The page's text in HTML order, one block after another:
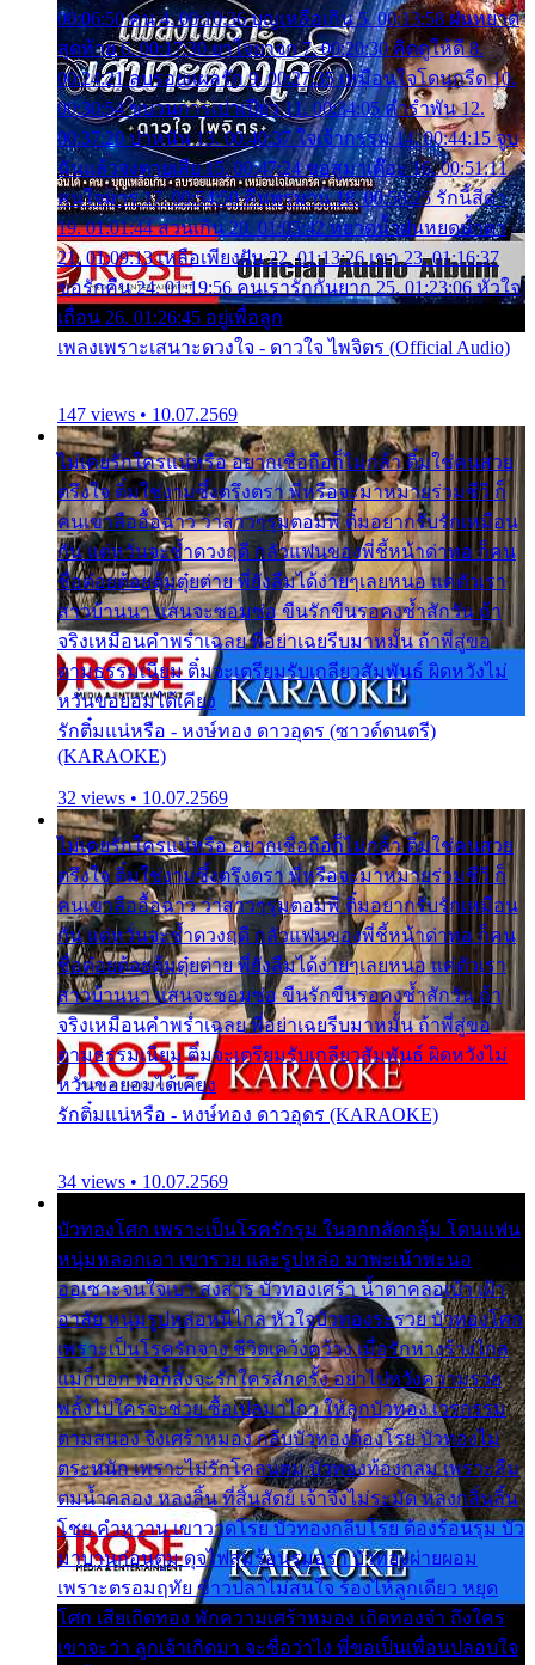
00:06:50 คน 4. 00:10:36 บุญเหลือเกิน 5. 00:13:58 ฝนหยาด
สุดท้าย 6. 00:17:30 ยาใจยาจก 7. 00:20:30 คิดดูให้ดี 8.
00:24:21 ลบรอยแผลรัก 9. 00:27:35 เหมือนใจโดนกรีด 10.
00:30:54 ขบวนการเปาเปียว 11. 00:34:05 คำรำพัน 12.
00:37:20 ปาหนัน 13. 00:40:37 ใจเจ้ากรรม 14. 00:44:15 จูบ
ฉันแล้วจงตายเสีย 15. 00:47:24 ขอสูมาเต๊อะ 16. 00:51:11
คนใจมาร 17. 00:54:50 คืนทรมาน 18. 00:58:25 รักนี้สีดำ
19. 01:01:44 ส่วนเกิน 20. 01:05:42 หยาดน้ำฝนหยดน้ำตา
21. 01:09:13 เหลือเพียงฝัน 22. 01:13:26 เขา 23. 01:16:37
ขอรักคืน 24. 01:19:56 คนเรารักกันยาก 25. 01:23:06 หัวใจ
เถื่อน 26. 01:26:45 อยู่เพื่อลูก
เพลงเพราะเสนาะดวงใจ - ดาวใจ ไพจิตร (Official Audio)
147 views • 10.07.2569
ไม่เคยรักใครแน่หรือ อยากเชื่อถือก็ไม่กล้า ติ๋มใช่คนสวย
ตรึงใจ ติ๋มใช่งามซึ้งตรึงตรา พี่หรือจะมาหมายร่วมชีวี ก็
คนเขาลืออื้อฉาว ว่าสาวๆรุมตอมพี่ ติ๋มอยากรับรักเหมือน
กัน แต่หวั่นจะช้ำดวงฤดี กลัวแฟนของพี่ชี้หน้าด่าทอ ก็คน
ชื่อต๋อยต้อยตุ้มตุ๋ยต่าย พี่ยังลืมได้ง่ายๆเลยหนอ แค่ตัวเรา
สาวบ้านนา แสนจะซอมซ่อ ขืนรักขืนรอคงช้ำสักวัน ถ้า
จริงเหมือนคำพร่ำเฉลย พี่อย่าเฉยรีบมาหมั้น ถ้าพี่สู่ขอ
ตามธรรมเนียม ติ๋มจะเตรียมรับเกลียวสัมพันธ์ ผิดหวังไม่
หวั่นขอยอมได้เคียง
รักติ๋มแน่หรือ - หงษ์ทอง ดาวอุดร (ซาวด์ดนตรี)
(KARAOKE)
32 views • 10.07.2569
ไม่เคยรักใครแน่หรือ อยากเชื่อถือก็ไม่กล้า ติ๋มใช่คนสวย
ตรึงใจ ติ๋มใช่งามซึ้งตรึงตรา พี่หรือจะมาหมายร่วมชีวี ก็
คนเขาลืออื้อฉาว ว่าสาวๆรุมตอมพี่ ติ๋มอยากรับรักเหมือน
กัน แต่หวั่นจะช้ำดวงฤดี กลัวแฟนของพี่ชี้หน้าด่าทอ ก็คน
ชื่อต๋อยต้อยตุ้มตุ๋ยต่าย พี่ยังลืมได้ง่ายๆเลยหนอ แค่ตัวเรา
สาวบ้านนา แสนจะซอมซ่อ ขืนรักขืนรอคงช้ำสักวัน ถ้า
จริงเหมือนคำพร่ำเฉลย พี่อย่าเฉยรีบมาหมั้น ถ้าพี่สู่ขอ
ตามธรรมเนียม ติ๋มจะเตรียมรับเกลียวสัมพันธ์ ผิดหวังไม่
หวั่นขอยอมได้เคียง
รักติ๋มแน่หรือ - หงษ์ทอง ดาวอุดร (KARAOKE)
34 views • 10.07.2569
บัวทองโศก เพราะเป็นโรครักรุม ในอกกลัดกลุ้ม โดนแฟน
หนุ่มหลอกเอา เขารวย และรูปหล่อ มาพะเน้าพะนอ
ออเซาะจนใจเบา สงสาร บัวทองเศร้า น้ำตาคลอเบ้า เฝ้า
อาลัย หนุ่มรูปหล่อหนีไกล หัวใจบัวทองระรวย บัวทองโศก
เพราะเป็นโรครักจาง ชีวิตเคว้งคว้าง เมื่อรักห่างร้างไกล
แม่ก็บอก พ่อก็สั่งจะรักใครสักครั้ง อย่าไปหวังความรวย
พลั้งไปใครจะช่วย ซื้อเปลมาไกว ให้ลูกบัวทอง เวรกรรม
ตามสนอง จึงเศร้าหมอง กลีบบัวทองต้องโรย บัวทองไม่
ตระหนัก เพราะไม่รักโคลนตม บัวทองท้องกลม เพราะลืม
ตมน้ำคลอง หลงลิ้น ที่สิ้นสัตย์ เจ้าจึงไม่ระมัด หลงกลิ่นลิ้น
โชย คำหวาน เขาวาดโรย บัวทองกลีบโรย ต้องร้อนรุม บัว
มาบานก่อนตูม ดุจไฟสุมร้อนรุมอุรา บัวทองผ่ายผอม
เพราะตรอมฤทัย ข้าวปลาไม่สนใจ ร้องไห้ลูกเดียว หยุด
โศก เสียเถิดทอง พักความเศร้าหมอง เถิดทองจ๋า ถึงใคร
เขาจะว่า ลูกเจ้าเกิดมา จะชื่อว่าไง พี่ขอเป็นเพื่อนปลอบใจ